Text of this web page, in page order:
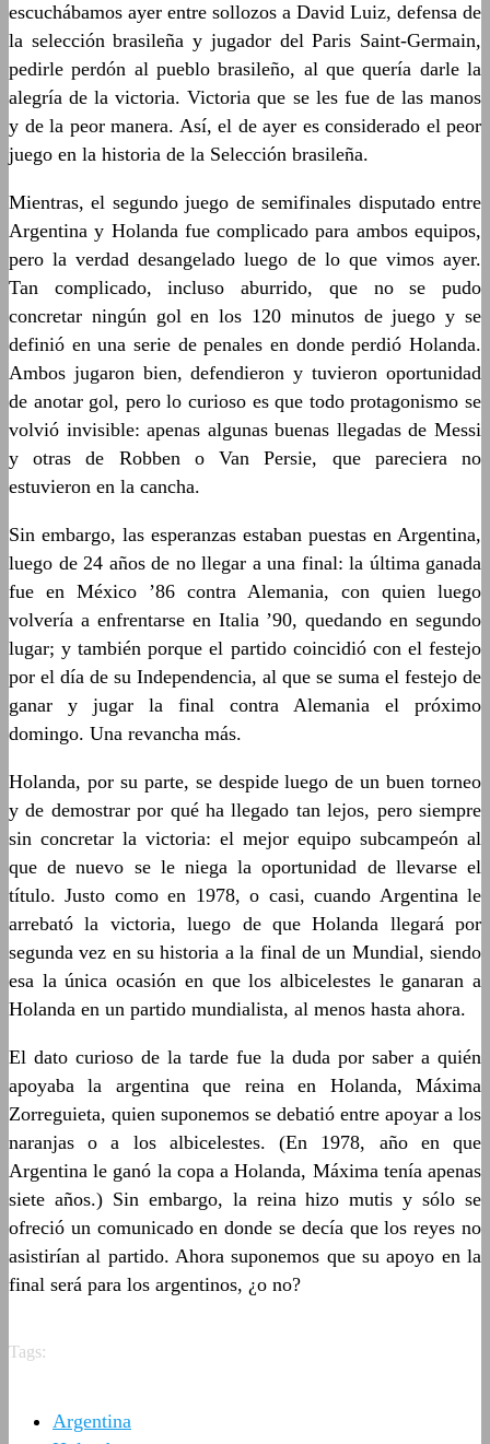
escuchábamos ayer entre sollozos a David Luiz, defensa de
la selección brasileña y jugador del Paris Saint-Germain,
pedirle perdón al pueblo brasileño, al que quería darle la
alegría de la victoria. Victoria que se les fue de las manos
y de la peor manera. Así, el de ayer es considerado el peor
juego en la historia de la Selección brasileña.
Mientras, el segundo juego de semifinales disputado entre
Argentina y Holanda fue complicado para ambos equipos,
pero la verdad desangelado luego de lo que vimos ayer.
Tan complicado, incluso aburrido, que no se pudo
concretar ningún gol en los 120 minutos de juego y se
definió en una serie de penales en donde perdió Holanda.
Ambos jugaron bien, defendieron y tuvieron oportunidad
de anotar gol, pero lo curioso es que todo protagonismo se
volvió invisible: apenas algunas buenas llegadas de Messi
y otras de Robben o Van Persie, que pareciera no
estuvieron en la cancha.
Sin embargo, las esperanzas estaban puestas en Argentina,
luego de 24 años de no llegar a una final: la última ganada
fue en México ’86 contra Alemania, con quien luego
volvería a enfrentarse en Italia ’90, quedando en segundo
lugar; y también porque el partido coincidió con el festejo
por el día de su Independencia, al que se suma el festejo de
ganar y jugar la final contra Alemania el próximo
domingo. Una revancha más.
Holanda, por su parte, se despide luego de un buen torneo
y de demostrar por qué ha llegado tan lejos, pero siempre
sin concretar la victoria: el mejor equipo subcampeón al
que de nuevo se le niega la oportunidad de llevarse el
título. Justo como en 1978, o casi, cuando Argentina le
arrebató la victoria, luego de que Holanda llegará por
segunda vez en su historia a la final de un Mundial, siendo
esa la única ocasión en que los albicelestes le ganaran a
Holanda en un partido mundialista, al menos hasta ahora.
El dato curioso de la tarde fue la duda por saber a quién
apoyaba la argentina que reina en Holanda, Máxima
Zorreguieta, quien suponemos se debatió entre apoyar a los
naranjas o a los albicelestes. (En 1978, año en que
Argentina le ganó la copa a Holanda, Máxima tenía apenas
siete años.) Sin embargo, la reina hizo mutis y sólo se
ofreció un comunicado en donde se decía que los reyes no
asistirían al partido. Ahora suponemos que su apoyo en la
final será para los argentinos, ¿o no?
Tags:
Argentina